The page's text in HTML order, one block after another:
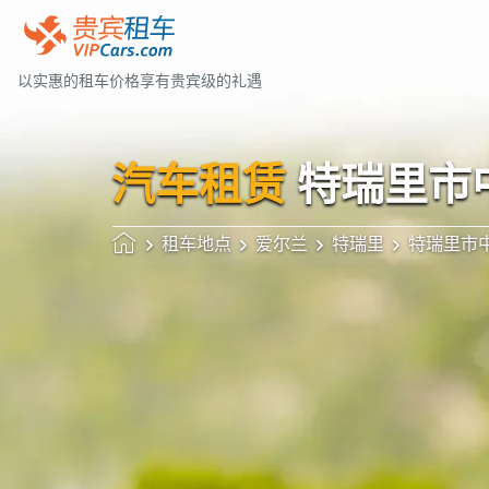
以实惠的租车价格享有贵宾级的礼遇
汽车租赁特瑞里市
租车地点 爱尔兰 特瑞里 特瑞里市